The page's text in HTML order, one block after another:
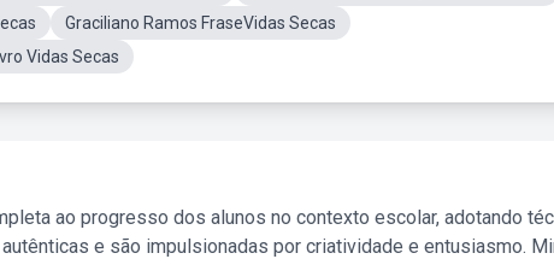
Graciliano Ramos FraseVidas Secas
Vidas Secas
ao progresso dos alunos no contexto escolar, adotando
e são impulsionadas por criatividade e entusiasmo.